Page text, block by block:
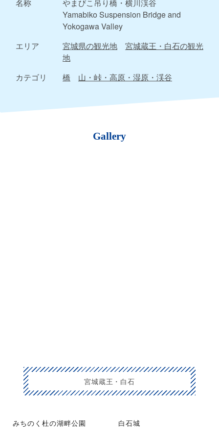
名称
やまびこ吊り橋・横川渓谷
Yamabiko Suspension Bridge and
Yokogawa Valley
エリア
宮城県の観光地
宮城蔵王・白石の観光
地
カテゴリ
橋 山・峠・高原・湿原・渓谷
Gallery
宮城蔵王・白石
みちのく杜の湖畔公園 白石城